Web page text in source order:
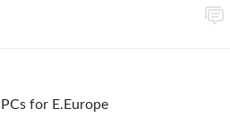
for E.Europe